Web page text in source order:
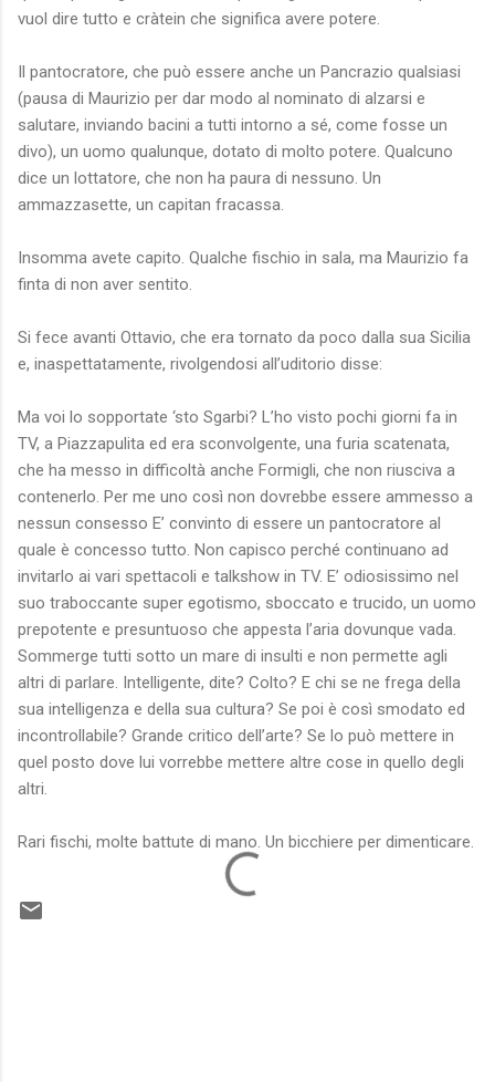
vuol dire tutto e cràtein che significa avere potere.
Il pantocratore, che può essere anche un Pancrazio qualsiasi
(pausa di Maurizio per dar modo al nominato di alzarsi e
salutare, inviando bacini a tutti intorno a sé, come fosse un
divo), un uomo qualunque, dotato di molto potere. Qualcuno
dice un lottatore, che non ha paura di nessuno. Un
ammazzasette, un capitan fracassa.
Insomma avete capito. Qualche fischio in sala, ma Maurizio fa
finta di non aver sentito.
Si fece avanti Ottavio, che era tornato da poco dalla sua Sicilia
e, inaspettatamente, rivolgendosi all’uditorio disse:
Ma voi lo sopportate ‘sto Sgarbi? L’ho visto pochi giorni fa in
TV, a Piazzapulita ed era sconvolgente, una furia scatenata,
che ha messo in difficoltà anche Formigli, che non riusciva a
contenerlo. Per me uno così non dovrebbe essere ammesso a
nessun consesso E’ convinto di essere un pantocratore al
quale è concesso tutto. Non capisco perché continuano ad
invitarlo ai vari spettacoli e talkshow in TV. E’ odiosissimo nel
suo traboccante super egotismo, sboccato e trucido, un uomo
prepotente e presuntuoso che appesta l’aria dovunque vada.
Sommerge tutti sotto un mare di insulti e non permette agli
altri di parlare. Intelligente, dite? Colto? E chi se ne frega della
sua intelligenza e della sua cultura? Se poi è così smodato ed
incontrollabile? Grande critico dell’arte? Se lo può mettere in
quel posto dove lui vorrebbe mettere altre cose in quello degli
altri.
Rari fischi, molte battute di mano. Un bicchiere per dimenticare.